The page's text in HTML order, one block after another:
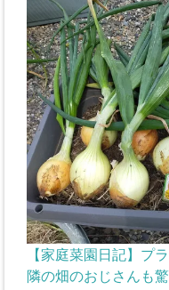
【家庭菜園日記】プ
隣の畑のおじさんも